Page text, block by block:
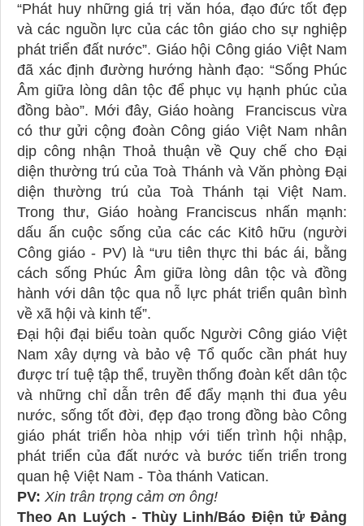
“Phát huy những giá trị văn hóa, đạo đức tốt đẹp
và các nguồn lực của các tôn giáo cho sự nghiệp
phát triển đất nước”. Giáo hội Công giáo Việt Nam
đã xác định đường hướng hành đạo: “Sống Phúc
Âm giữa lòng dân tộc để phục vụ hạnh phúc của
đồng bào”. Mới đây, Giáo hoàng Franciscus vừa
có thư gửi cộng đoàn Công giáo Việt Nam nhân
dịp công nhận Thoả thuận về Quy chế cho Đại
diện thường trú của Toà Thánh và Văn phòng Đại
diện thường trú của Toà Thánh tại Việt Nam.
Trong thư, Giáo hoàng Franciscus nhấn mạnh:
dấu ấn cuộc sống của các các Kitô hữu (người
Công giáo - PV) là “ưu tiên thực thi bác ái, bằng
cách sống Phúc Âm giữa lòng dân tộc và đồng
hành với dân tộc qua nỗ lực phát triển quân bình
về xã hội và kinh tế”.
Đại hội đại biểu toàn quốc Người Công giáo Việt
Nam xây dựng và bảo vệ Tổ quốc cần phát huy
được trí tuệ tập thể, truyền thống đoàn kết dân tộc
và những chỉ dẫn trên để đẩy mạnh thi đua yêu
nước, sống tốt đời, đẹp đạo trong đồng bào Công
giáo phát triển hòa nhịp với tiến trình hội nhập,
phát triển của đất nước và bước tiến triển trong
quan hệ Việt Nam - Tòa thánh Vatican.
PV: Xin trân trọng cảm ơn ông!
Theo An Luých - Thùy Linh/Báo Điện tử Đảng